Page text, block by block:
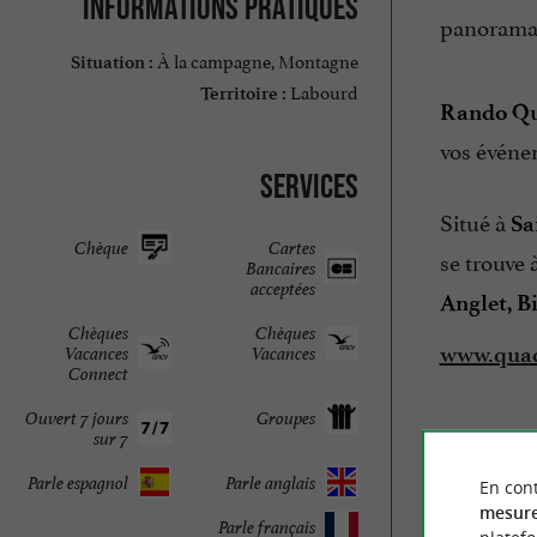
Situation : À la campagne, Montagne
Territoire : Labourd
Services
Cartes
Bancaires
acceptées
Chèque
Chèques
Vacances
Chèques
Vacances
Connect
Groupes
Ouvert 7 jours
sur 7
Parle anglais
Parle espagnol
Parle français
Rando
vos
Situé à
se trouve
Anglet,
En